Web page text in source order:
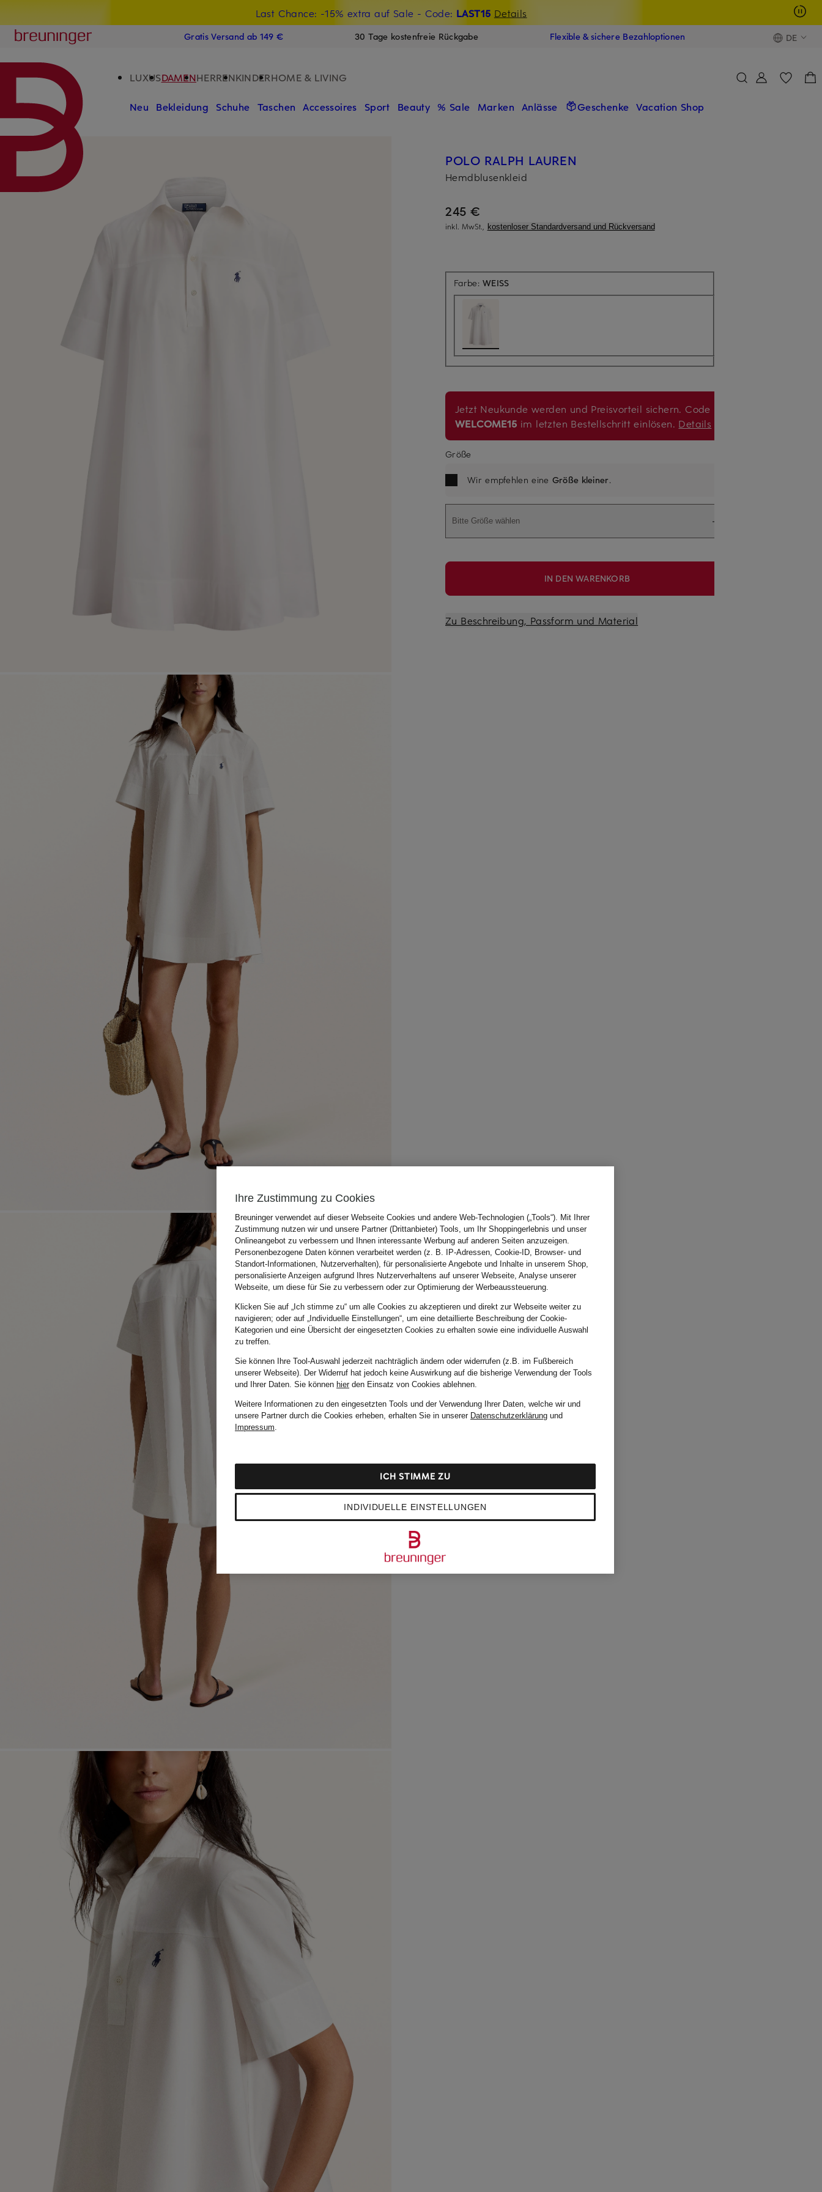
Last Chance: -15% extra auf Sale - Code: LAST15 Details
15€-Willkommensgutschein mit Beyond sichern
Breuninger
Gratis Versand ab 149 € 30 Tage kostenfreie Rückgabe Flexible & sichere Bezahloptionen DE
LUXUSDAMENHERRENKINDERHOME & LIVING
Neu Bekleidung Schuhe Taschen Accessoires Sport Beauty % Sale Marken Anlässe Geschenke Vacation Shop
POLO RALPH LAUREN
Hemdblusenkleid
245 €
inkl. MwSt., kostenloser Standardversand und Rückversand
Farbe:WEISS
Jetzt Neukunde werden und Preisvorteil sichern. Code
WELCOME15 im letzten Bestellschritt einlösen. Details
Größe
Wir empfehlen eine Größe kleiner.
Bitte Größe wählen
IN DEN WARENKORB
Zu Beschreibung, Passform und Material
Ihre Zustimmung zu Cookies
Breuninger verwendet auf dieser Webseite Cookies und andere Web-Technologien („Tools“). Mit Ihrer
Zustimmung nutzen wir und unsere Partner (Drittanbieter) Tools, um Ihr Shoppingerlebnis und unser
Onlineangebot zu verbessern und Ihnen interessante Werbung auf anderen Seiten anzuzeigen.
Personenbezogene Daten können verarbeitet werden (z. B. IP-Adressen, Cookie-ID, Browser- und
Standort-Informationen, Nutzerverhalten), für personalisierte Angebote und Inhalte in unserem Shop,
personalisierte Anzeigen aufgrund Ihres Nutzerverhaltens auf unserer Webseite, Analyse unserer
Webseite, um diese für Sie zu verbessern oder zur Optimierung der Werbeaussteuerung.
Klicken Sie auf „Ich stimme zu“ um alle Cookies zu akzeptieren und direkt zur Webseite weiter zu
navigieren; oder auf „Individuelle Einstellungen“, um eine detaillierte Beschreibung der Cookie-
Kategorien und eine Übersicht der eingesetzten Cookies zu erhalten sowie eine individuelle Auswahl
zu treffen.
Sie können Ihre Tool-Auswahl jederzeit nachträglich ändern oder widerrufen (z.B. im Fußbereich
unserer Webseite). Der Widerruf hat jedoch keine Auswirkung auf die bisherige Verwendung der Tools
und Ihrer Daten. Sie können hierden Einsatz von Cookies ablehnen.
Weitere Informationen zu den eingesetzten Tools und der Verwendung Ihrer Daten, welche wir und
unsere Partner durch die Cookies erheben, erhalten Sie in unserer Datenschutzerklärung und
Impressum.
INDIVIDUELLE EINSTELLUNGEN
ICH STIMME ZU